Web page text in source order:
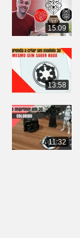
15:09
13:58
11:32